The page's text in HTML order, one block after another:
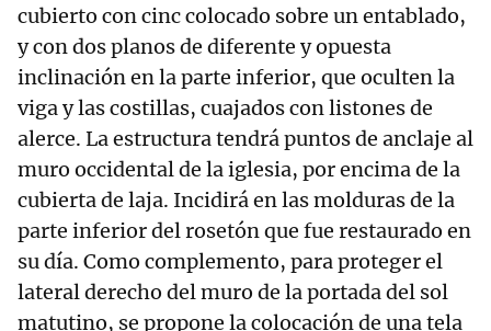
cubierto con cinc colocado sobre un entablado,
y con dos planos de diferente y opuesta
inclinación en la parte inferior, que oculten la
viga y las costillas, cuajados con listones de
alerce. La estructura tendrá puntos de anclaje al
muro occidental de la iglesia, por encima de la
cubierta de laja. Incidirá en las molduras de la
parte inferior del rosetón que fue restaurado en
su día. Como complemento, para proteger el
lateral derecho del muro de la portada del sol
matutino, se propone la colocación de una tela